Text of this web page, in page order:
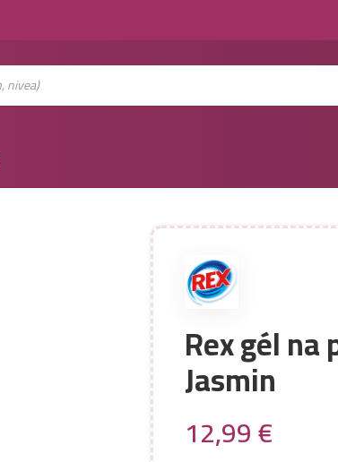
Rex gél
Jasmin
12,99€